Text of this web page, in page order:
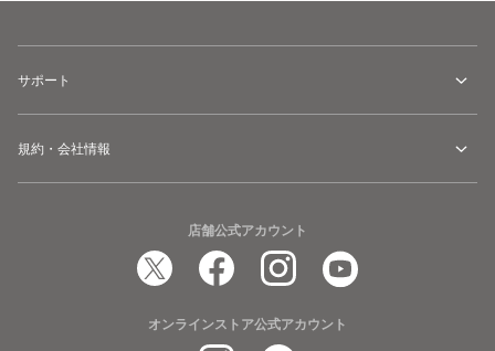
サポート
規約・会社情報
店舗公式アカウント
オンラインストア公式アカウント